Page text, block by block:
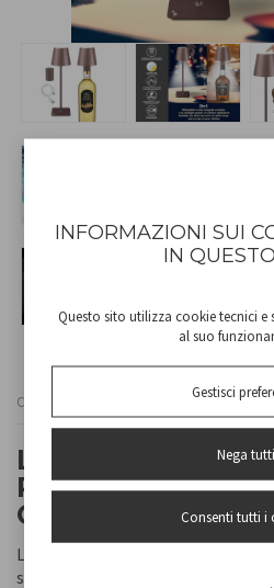
Cod
LAMPADA DA
RICARICABILE
CORTEN
Lampada da tavolo ricaricabile con
semplice tocco è possibile scegliere
INFORMAZIONI SUI
IN
Questo sito utilizza cookie tecnici e
al suo
Gestisci
Nega tutti
Consenti tutti i